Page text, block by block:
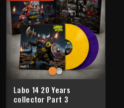
Labo 14 20 Years
collector Part 3